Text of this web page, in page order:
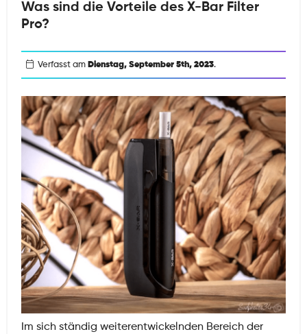
X-
&
Puff
Was sind die Vorteile des X-Bar Filter
Pro?
Verfasst am Dienstag, September 5th, 2023.
Im sich ständig weiterentwickelnden Bereich der